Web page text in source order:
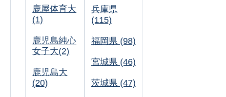
鹿屋体育大
(1)
鹿児島純心
女子大(2)
鹿児島大
(20)
兵庫県
(115)
福岡県 (98)
宮城県 (46)
茨城県 (47)